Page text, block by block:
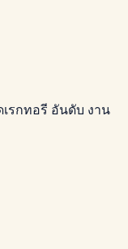
รกทอรี อันดับ งาน